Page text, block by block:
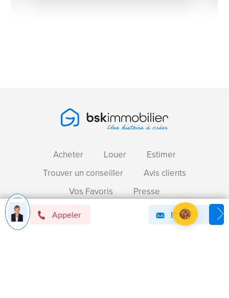
Appeler Email
Acheter Louer
Estimer
Trouver un conseiller
Avis clients
Vos Favoris
Presse
Contactez-nous